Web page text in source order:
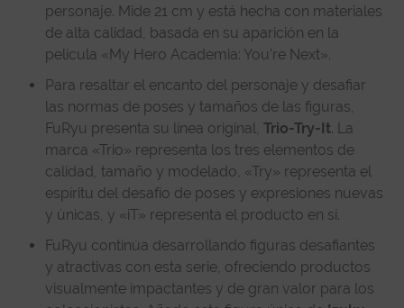
personaje. Mide 21 cm y está hecha con materiales
de alta calidad, basada en su aparición en la
película «My Hero Academia: You’re Next».
Para resaltar el encanto del personaje y desafiar
las normas de poses y tamaños de las figuras,
FuRyu presenta su línea original, Trio-Try-It. La
marca «Trio» representa los tres elementos de
calidad, tamaño y modelado, «Try» representa el
espíritu del desafío de poses y expresiones nuevas
y únicas, y «iT» representa el producto en sí.
FuRyu continúa desarrollando figuras desafiantes
y atractivas con esta serie, ofreciendo productos
visualmente impactantes y de gran valor para los